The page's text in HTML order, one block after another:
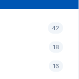
42
18
16